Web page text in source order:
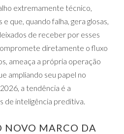
extremamente técnico,
que, quando falha, gera glosas,
de receber por esses
diretamente o fluxo
ameaça a própria operação
ampliando seu papel no
a tendência é a
de inteligência preditiva.
MARCO DA